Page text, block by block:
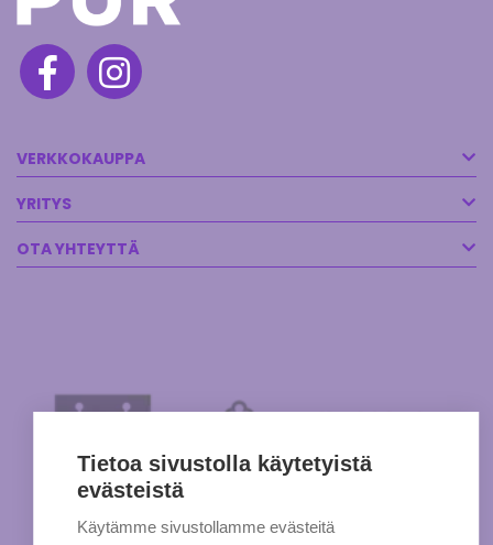
VERKKOKAUPPA
YRITYS
OTA YHTEYTTÄ
Tietoa sivustolla käytetyistä
evästeistä
Käytämme sivustollamme evästeitä